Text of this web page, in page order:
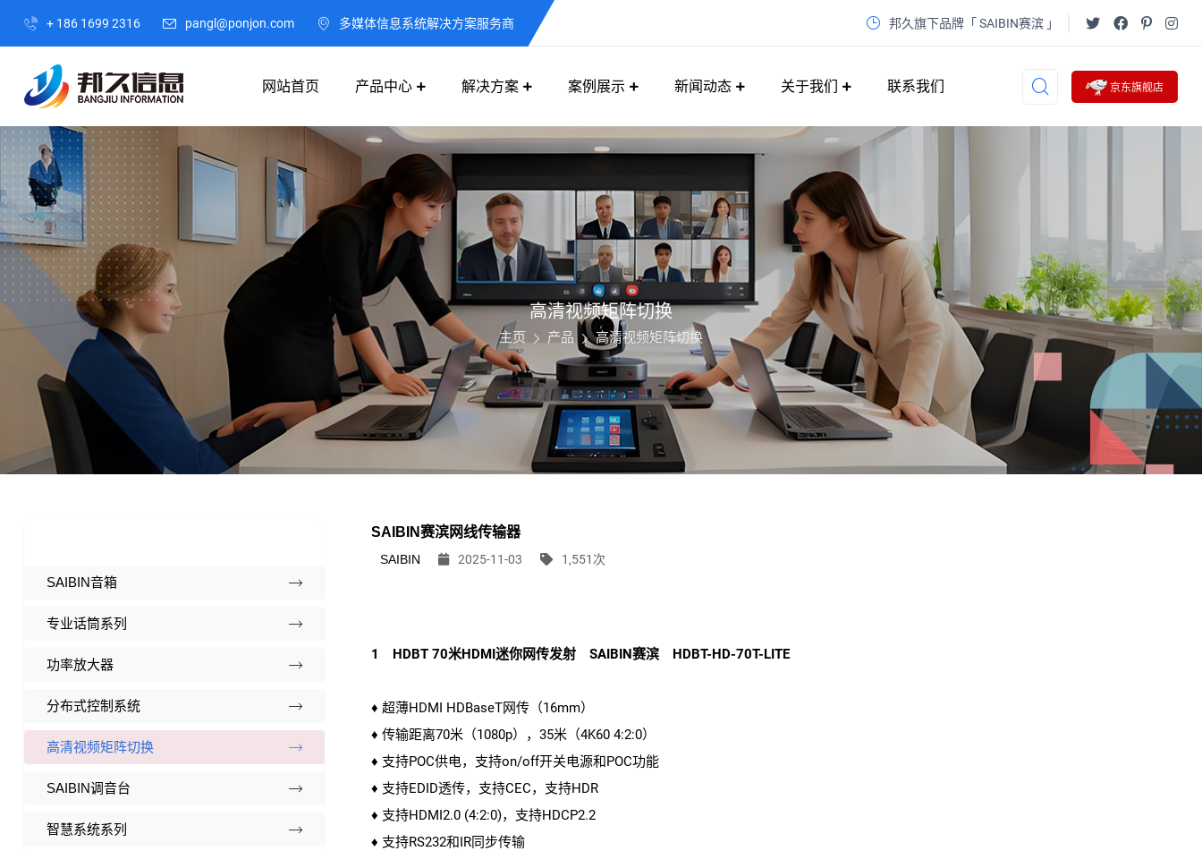
+ 186 1699 2316 pangl@ponjon.com 多媒体信息系统解决方案服务商 邦久旗下品牌「 SAIBIN赛滨 」
网站首页 产品中心 解决方案 案例展示 新闻动态 关于我们 联系我们 京东旗舰店
高清视频矩阵切换
主页 产品 高清视频矩阵切换
SAIBIN音箱
专业话筒系列
功率放大器
分布式控制系统
高清视频矩阵切换
SAIBIN调音台
智慧系统系列
SAIBIN赛滨网线传输器
SAIBIN 2025-11-03 1,551次
1 HDBT 70米HDMI迷你网传发射 SAIBIN赛滨 HDBT-HD-70T-LITE
♦ 超薄HDMI HDBaseT网传（16mm）
♦ 传输距离70米（1080p），35米（4K60 4:2:0）
♦ 支持POC供电，支持on/off开关电源和POC功能
♦ 支持EDID透传，支持CEC，支持HDR
♦ 支持HDMI2.0 (4:2:0)，支持HDCP2.2
♦ 支持RS232和IR同步传输